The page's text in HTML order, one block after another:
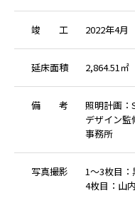
竣 工 2022年4月
延床面積 2,864.51㎡
備 考
照明計画：
デザイン監
事務所
写真撮影
1～3枚目：
4枚目：山